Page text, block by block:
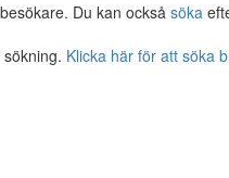
Du kan också söka
Klicka här för att söka